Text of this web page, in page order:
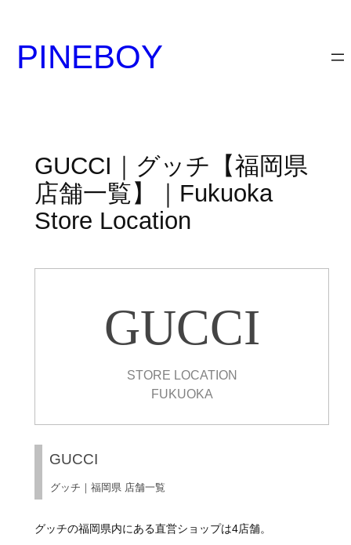
PINEBOY
GUCCI｜グッチ【福岡県
店舗一覧】｜Fukuoka
Store Location
GUCCI
STORE LOCATION
FUKUOKA
GUCCI
グッチ｜福岡県 店舗一覧
グッチの福岡県内にある直営ショップは4店舗。